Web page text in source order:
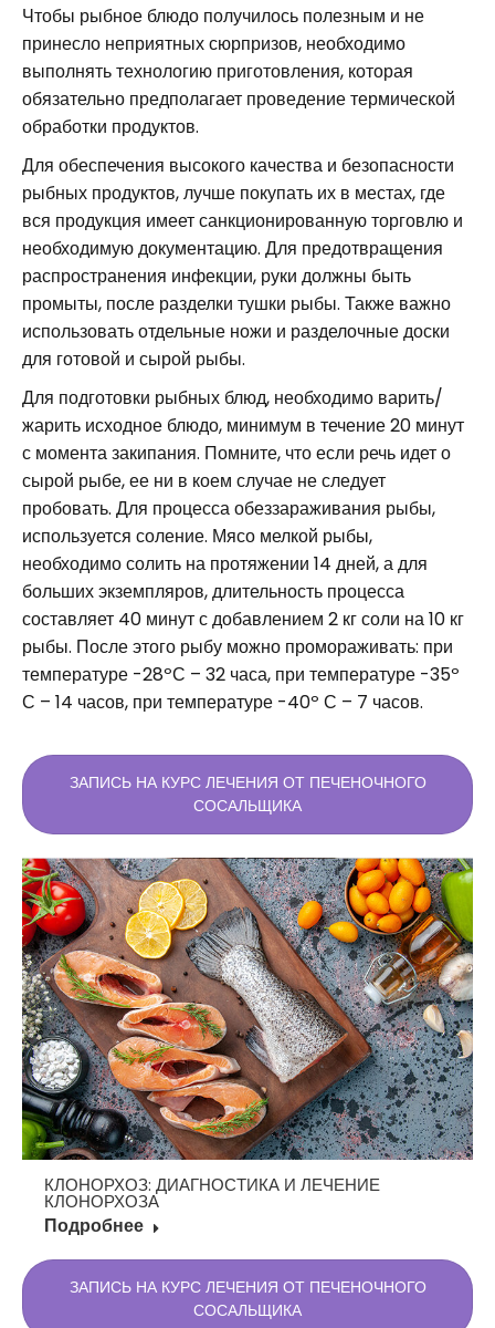
Чтобы рыбное блюдо получилось полезным и не
принесло неприятных сюрпризов, необходимо
выполнять технологию приготовления, которая
обязательно предполагает проведение термической
обработки продуктов.
Для обеспечения высокого качества и безопасности
рыбных продуктов, лучше покупать их в местах, где
вся продукция имеет санкционированную торговлю и
необходимую документацию. Для предотвращения
распространения инфекции, руки должны быть
промыты, после разделки тушки рыбы. Также важно
использовать отдельные ножи и разделочные доски
для готовой и сырой рыбы.
Для подготовки рыбных блюд, необходимо варить/
жарить исходное блюдо, минимум в течение 20 минут
с момента закипания. Помните, что если речь идет о
сырой рыбе, ее ни в коем случае не следует
пробовать. Для процесса обеззараживания рыбы,
используется соление. Мясо мелкой рыбы,
необходимо солить на протяжении 14 дней, а для
больших экземпляров, длительность процесса
составляет 40 минут с добавлением 2 кг соли на 10 кг
рыбы. После этого рыбу можно промораживать: при
температуре -28ºС – 32 часа, при температуре -35º
С – 14 часов, при температуре -40º С – 7 часов.
ЗАПИСЬ НА КУРС ЛЕЧЕНИЯ ОТ ПЕЧЕНОЧНОГО
СОСАЛЬЩИКА
КЛОНОРХОЗ: ДИАГНОСТИКА И ЛЕЧЕНИЕ
КЛОНОРХОЗА
Подробнее
ЗАПИСЬ НА КУРС ЛЕЧЕНИЯ ОТ ПЕЧЕНОЧНОГО
СОСАЛЬЩИКА